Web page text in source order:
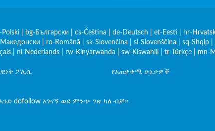
Polski bg-Български cs-Čeština de-Deutsch et-Eesti hr-
ro-Română sk-Slovenčina sl-Slovenščina sq-Shqip
nl-Nederlands rw-Kinyarwanda sw-Kiswahili tr-Türkçe mn-
ፖሊሲ የአጠቃቀሚ ሁኔታዎች
dofollow አገናኝ ወደ ምንጭ ገጽ ካለ ብቻ።